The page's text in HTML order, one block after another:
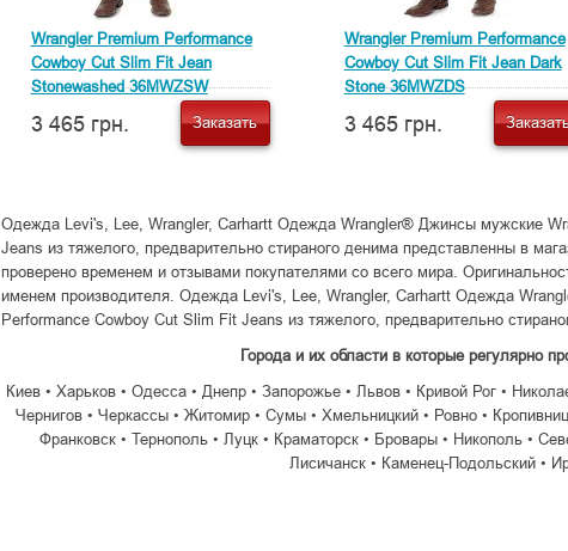
Wrangler Premium Performance
Cowboy Cut Slim Fit Jean
Stonewashed 36MWZSW
3 465 грн. Заказать
Wrangler Premium Performance
Cowboy Cut Slim Fit Jean Dark
Stone 36MWZDS
3 465 грн.
Одежда Levi's, Lee, Wrangler, Carhartt Одежда Wrangler® Джинсы мужские
Jeans из тяжелого, предварительно стираного денима представленны в
проверено временем и отзывами покупателями со всего мира.
именем производителя. Одежда Levi's, Lee, Wrangler, Carhartt Одежда
Performance Cowboy Cut Slim Fit Jeans из тяжелого, предварительно
Города и их области в которые регулярно
Киев • Харьков • Одесса • Днепр • Запорожье • Львов • Кривой Рог •
Чернигов • Черкассы • Житомир • Сумы • Хмельницкий • Ровно •
Франковск • Тернополь • Луцк • Краматорск • Бровары • Никополь •
Лисичанск • Каменец-Подольский •